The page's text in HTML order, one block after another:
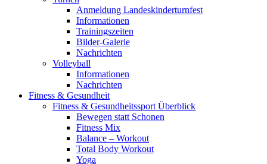
Anmeldung Landeskinderturnfest
Informationen
Trainingszeiten
Bilder-Galerie
Nachrichten
Volleyball
Informationen
Nachrichten
Fitness & Gesundheit
Fitness & Gesundheitssport Überblick
Bewegen statt Schonen
Fitness Mix
Balance – Workout
Total Body Workout
Yoga